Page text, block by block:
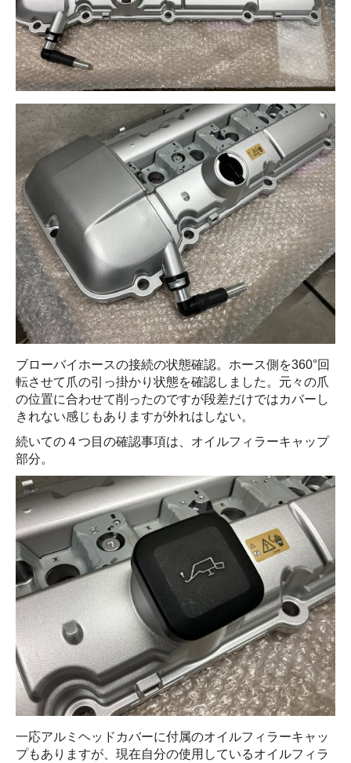
ブローバイホースの接続の状態確認。ホース側を360°回
転させて爪の引っ掛かり状態を確認しました。元々の爪
の位置に合わせて削ったのですが段差だけではカバーし
きれない感じもありますが外れはしない。
続いての４つ目の確認事項は、オイルフィラーキャップ
部分。
一応アルミヘッドカバーに付属のオイルフィラーキャッ
プもありますが、現在自分の使用しているオイルフィラ